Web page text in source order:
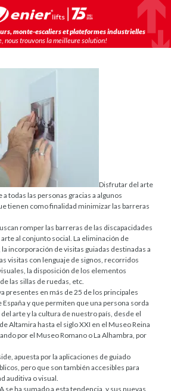
monte-escaliers et plateformes industrielles
nous trouvons la meilleure solution!
Disfrutar del arte
a todas las personas gracias a algunos
tienen como finalidad minimizar las barreras
romper las barreras de las discapacidades
al conjunto social. La eliminación de
incorporación de visitas guiadas destinadas a
visitas con lenguaje de signos, recorridos
la disposición de los elementos
las sillas de ruedas, etc.
presentes en más de 25 de los principales
y que permiten que una persona sorda
arte y la cultura de nuestro país, desde el
Altamira hasta el siglo XXI en el Museo Reina
por el Museo Romano o La Alhambra, por
apuesta por la aplicaciones de guiado
pero que son también accesibles para
auditiva o visual.
se ha sumado a esta tendencia, y sus nuevas